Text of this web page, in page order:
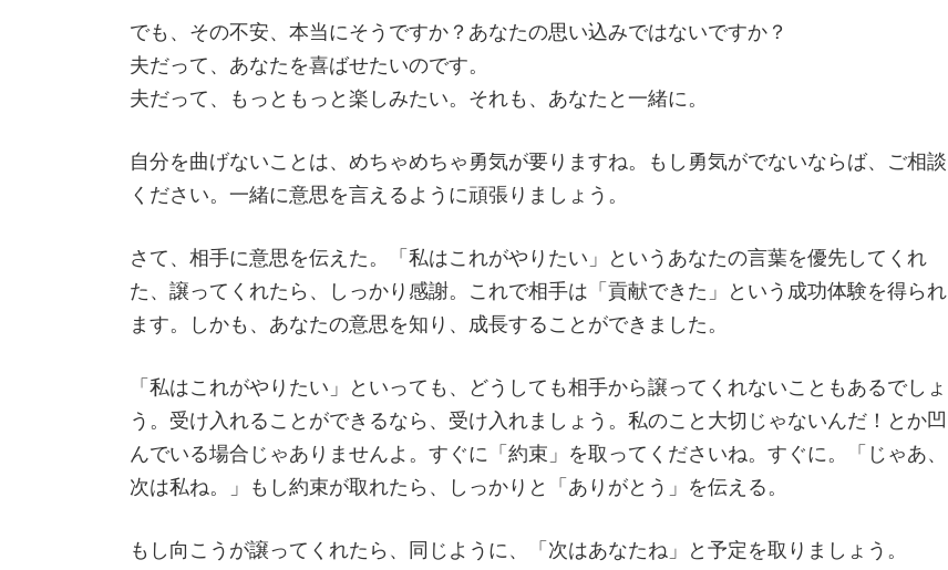
でも、その不安、本当にそうですか？あなたの思い込みではないですか？
夫だって、あなたを喜ばせたいのです。
夫だって、もっともっと楽しみたい。それも、あなたと一緒に。
自分を曲げないことは、めちゃめちゃ勇気が要りますね。もし勇気がでないならば、ご相談
ください。一緒に意思を言えるように頑張りましょう。
さて、相手に意思を伝えた。「私はこれがやりたい」というあなたの言葉を優先してくれ
た、譲ってくれたら、しっかり感謝。これで相手は「貢献できた」という成功体験を得られ
ます。しかも、あなたの意思を知り、成長することができました。
「私はこれがやりたい」といっても、どうしても相手から譲ってくれないこともあるでしょ
う。受け入れることができるなら、受け入れましょう。私のこと大切じゃないんだ！とか凹
んでいる場合じゃありませんよ。すぐに「約束」を取ってくださいね。すぐに。「じゃあ、
次は私ね。」もし約束が取れたら、しっかりと「ありがとう」を伝える。
もし向こうが譲ってくれたら、同じように、「次はあなたね」と予定を取りましょう。